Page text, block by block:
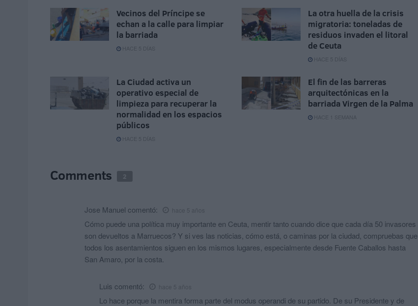
Vecinos del Príncipe se
echan a la calle para limpiar
la barriada
HACE 5 DÍAS
La otra huella de la crisis
migratoria: toneladas de
residuos invaden el litoral
de Ceuta
HACE 5 DÍAS
La Ciudad activa un
operativo especial de
limpieza para recuperar la
normalidad en los espacios
públicos
HACE 5 DÍAS
El fin de las barreras
arquitectónicas en la
barriada Virgen de la Palma
HACE 1 SEMANA
Comments 2
Jose Manuel comentó: hace 5 años
Cómo puede una política muy importante en Ceuta, mentir tanto cuando dice que cada día 50 invasores
son devueltos a Marruecos? Y si ves las noticias, cómo está, o caminas por la ciudad, compruebas que
todos los asentamientos siguen en los mismos lugares, especialmente desde Fuente Caballos hasta
San Amaro, por la costa.
Luis comentó: hace 5 años
Lo hace porque la mentira forma parte del modus operandi de su partido. De su Presidente y de